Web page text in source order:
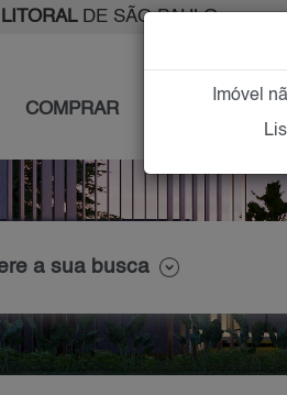
LITORALDE SÃO PAULO
COMPRAR
a sua busca
Imóvel